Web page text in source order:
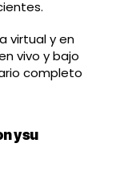
virtual y en
vivo y bajo
completo
y su